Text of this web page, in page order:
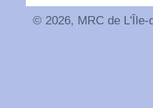
© 2026, MRC de